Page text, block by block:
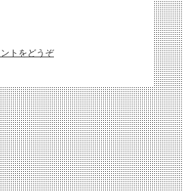
トをどうぞ